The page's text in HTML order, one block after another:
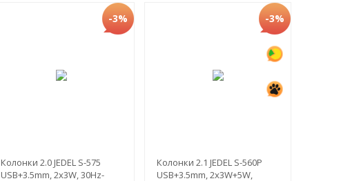
-3%
Колонки 2.0 JEDEL S-575
USB+3.5mm, 2x3W, 30Hz-
-3%
Колонки 2.1 JEDEL S-560P
USB+3.5mm, 2x3W+5W,